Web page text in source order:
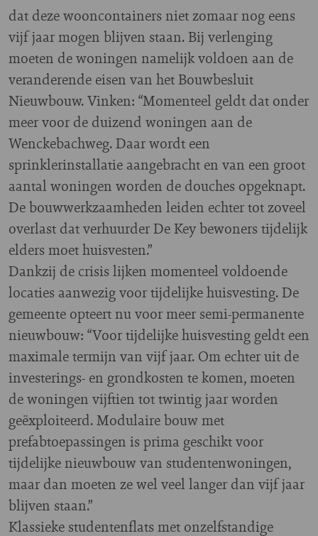
dat deze wooncontainers niet zomaar nog eens
vijf jaar mogen blijven staan. Bij verlenging
moeten de woningen namelijk voldoen aan de
veranderende eisen van het Bouwbesluit
Nieuwbouw. Vinken: “Momenteel geldt dat onder
meer voor de duizend woningen aan de
Wenckebachweg. Daar wordt een
sprinklerinstallatie aangebracht en van een groot
aantal woningen worden de douches opgeknapt.
De bouwwerkzaamheden leiden echter tot zoveel
overlast dat verhuurder De Key bewoners tijdelijk
elders moet huisvesten.”
Dankzij de crisis lijken momenteel voldoende
locaties aanwezig voor tijdelijke huisvesting. De
gemeente opteert nu voor meer semi-permanente
nieuwbouw: “Voor tijdelijke huisvesting geldt een
maximale termijn van vijf jaar. Om echter uit de
investerings- en grondkosten te komen, moeten
de woningen vijftien tot twintig jaar worden
geëxploiteerd. Modulaire bouw met
prefabtoepassingen is prima geschikt voor
tijdelijke nieuwbouw van studentenwoningen,
maar dan moeten ze wel veel langer dan vijf jaar
blijven staan.”
Klassieke studentenflats met onzelfstandige